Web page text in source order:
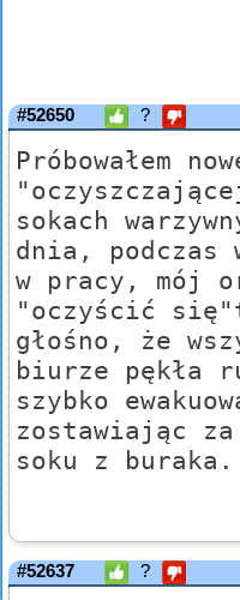
#52650 ?
Próbowałem
sokach
dnia, podczas
w pracy, mój
"oczyścić
głośno, że
biurze pękła
szybko
zostawiając
soku z buraka.
#52637 ?